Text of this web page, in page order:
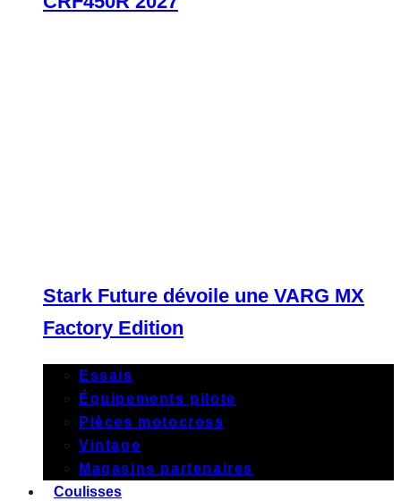
Stark Future dévoile une VARG MX
Factory Edition
Essais
Équipements pilote
Pièces motocross
Vintage
Magasins partenaires
Coulisses